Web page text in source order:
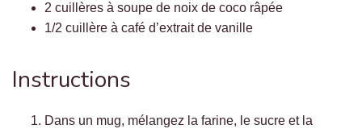
2 cuillères à soupe de noix de coco râpée
1/2 cuillère à café d’extrait de vanille
Instructions
Dans un mug, mélangez la farine, le sucre et la